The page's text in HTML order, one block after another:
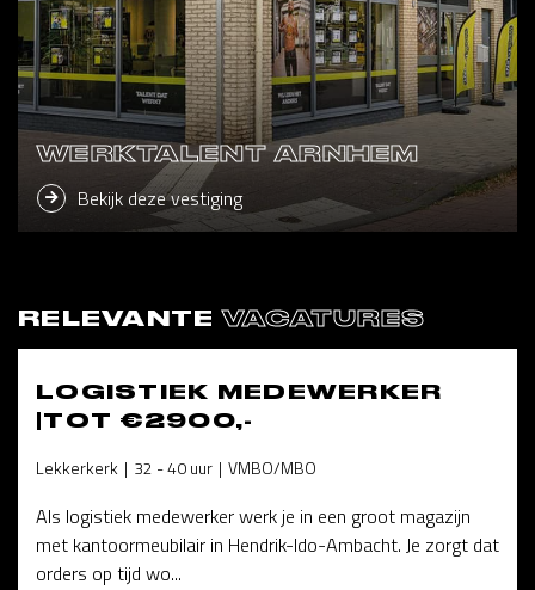
WERKTALENT ARNHEM
Bekijk deze vestiging
RELEVANTEVACATURES
LOGISTIEK MEDEWERKER
|TOT €2900,-
Lekkerkerk 32 - 40 uur VMBO/MBO
Als logistiek medewerker werk je in een groot magazijn
met kantoormeubilair in Hendrik-Ido-Ambacht. Je zorgt dat
orders op tijd wo...